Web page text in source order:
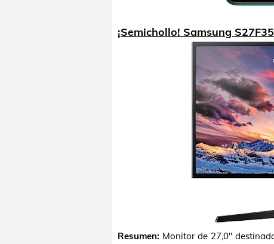
¡Semichollo! Samsung
Resumen: Monitor de 27,0"